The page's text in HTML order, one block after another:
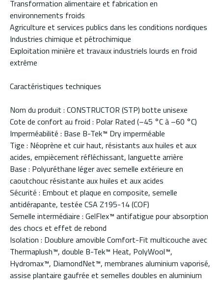
Transformation alimentaire et fabrication en
environnements froids
Agriculture et services publics dans les conditions nordiques
Industries chimique et pétrochimique
Exploitation minière et travaux industriels lourds en froid
extrême
Caractéristiques techniques
Nom du produit : CONSTRUCTOR (STP) botte unisexe
Cote de confort au froid : Polar Rated (–45 °C à –60 °C)
Imperméabilité : Base B-Tek™ Dry imperméable
Tige : Néoprène et cuir haut, résistants aux huiles et aux
acides, empiècement réfléchissant, languette arrière
Base : Polyuréthane léger avec semelle extérieure en
caoutchouc résistante aux huiles et aux acides
Sécurité : Embout et plaque en composite, semelle
antidérapante, testée CSA Z195-14 (COF)
Semelle intermédiaire : GelFlex™ antifatigue pour absorption
des chocs et effet de rebond
Isolation : Doublure amovible Comfort-Fit multicouche avec
Thermaplush™, double B-Tek™ Heat, PolyWool™,
Hydromax™, DiamondNet™, membranes aluminium vaporisé,
assise plantaire gaufrée et semelles doubles en aluminium